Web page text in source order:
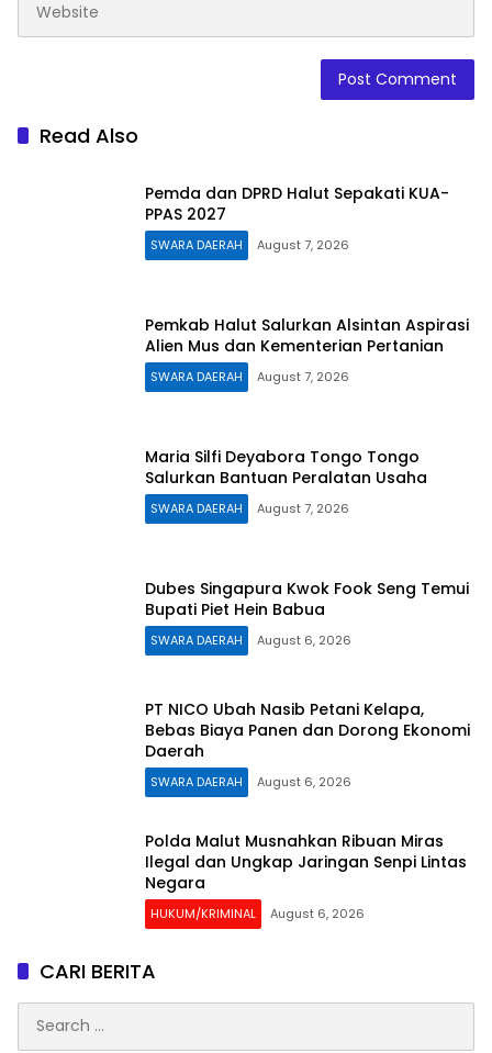
Read Also
Pemda dan DPRD Halut Sepakati KUA-
PPAS 2027
SWARA DAERAH August 7, 2026
Pemkab Halut Salurkan Alsintan Aspirasi
Alien Mus dan Kementerian Pertanian
SWARA DAERAH August 7, 2026
Maria Silfi Deyabora Tongo Tongo
Salurkan Bantuan Peralatan Usaha
SWARA DAERAH August 7, 2026
Dubes Singapura Kwok Fook Seng Temui
Bupati Piet Hein Babua
SWARA DAERAH August 6, 2026
PT NICO Ubah Nasib Petani Kelapa,
Bebas Biaya Panen dan Dorong Ekonomi
Daerah
SWARA DAERAH August 6, 2026
Polda Malut Musnahkan Ribuan Miras
Ilegal dan Ungkap Jaringan Senpi Lintas
Negara
HUKUM/KRIMINAL August 6, 2026
CARI BERITA
for: